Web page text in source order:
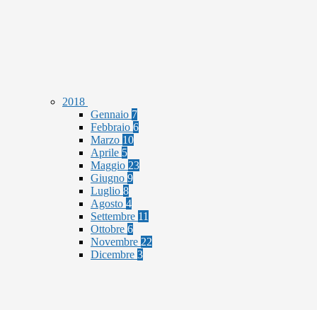
2018
Gennaio 7
Febbraio 6
Marzo 10
Aprile 5
Maggio 23
Giugno 9
Luglio 8
Agosto 4
Settembre 11
Ottobre 6
Novembre 22
Dicembre 3